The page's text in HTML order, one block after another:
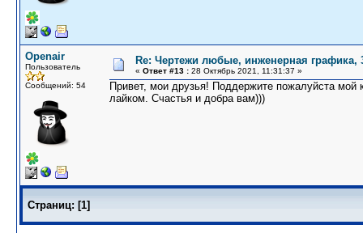
Openair
Пользователь
Сообщений: 54
Re: Чертежи любые, инженерная графика,
« Ответ #13 : 28 Октябрь 2021, 11:31:37 »
Привет, мои друзья! Поддержите пожалуйста мой
лайком. Счастья и добра вам)))
Страниц: [1]